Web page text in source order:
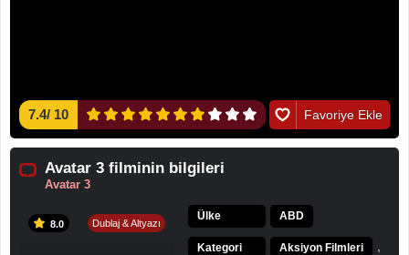
7.4/ 10 Favoriye Ekle
Avatar 3 filminin bilgileri
Avatar 3
8.0 Dublaj & Altyazı
Ülke ABD
Kategori Aksiyon Filmleri